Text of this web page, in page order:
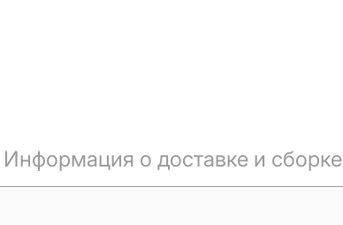
Информация о доставке и сборке